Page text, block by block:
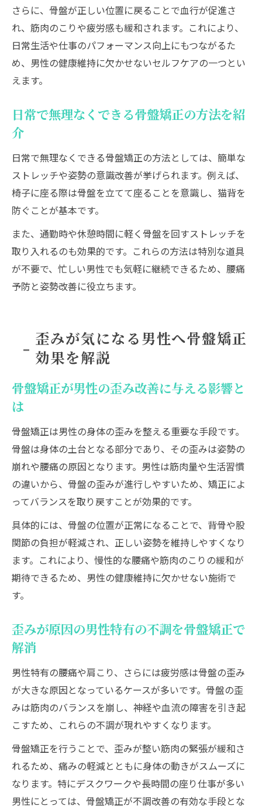
さらに、骨盤が正しい位置に戻ることで血行が促進さ
れ、筋肉のこりや疲労感も緩和されます。これにより、
日常生活や仕事のパフォーマンス向上にもつながるた
め、男性の健康維持に欠かせないセルフケアの一つとい
えます。
日常で無理なくできる骨盤矯正の方法を紹
介
日常で無理なくできる骨盤矯正の方法としては、簡単な
ストレッチや姿勢の意識改善が挙げられます。例えば、
椅子に座る際は骨盤を立てて座ることを意識し、猫背を
防ぐことが基本です。
また、通勤時や休憩時間に軽く骨盤を回すストレッチを
取り入れるのも効果的です。これらの方法は特別な道具
が不要で、忙しい男性でも気軽に継続できるため、腰痛
予防と姿勢改善に役立ちます。
歪みが気になる男性へ骨盤矯正
効果を解説
骨盤矯正が男性の歪み改善に与える影響と
は
骨盤矯正は男性の身体の歪みを整える重要な手段です。
骨盤は身体の土台となる部分であり、その歪みは姿勢の
崩れや腰痛の原因となります。男性は筋肉量や生活習慣
の違いから、骨盤の歪みが進行しやすいため、矯正によ
ってバランスを取り戻すことが効果的です。
具体的には、骨盤の位置が正常になることで、背骨や股
関節の負担が軽減され、正しい姿勢を維持しやすくなり
ます。これにより、慢性的な腰痛や筋肉のこりの緩和が
期待できるため、男性の健康維持に欠かせない施術で
す。
歪みが原因の男性特有の不調を骨盤矯正で
解消
男性特有の腰痛や肩こり、さらには疲労感は骨盤の歪み
が大きな原因となっているケースが多いです。骨盤の歪
みは筋肉のバランスを崩し、神経や血流の障害を引き起
こすため、これらの不調が現れやすくなります。
骨盤矯正を行うことで、歪みが整い筋肉の緊張が緩和さ
れるため、痛みの軽減とともに身体の動きがスムーズに
なります。特にデスクワークや長時間の座り仕事が多い
男性にとっては、骨盤矯正が不調改善の有効な手段とな